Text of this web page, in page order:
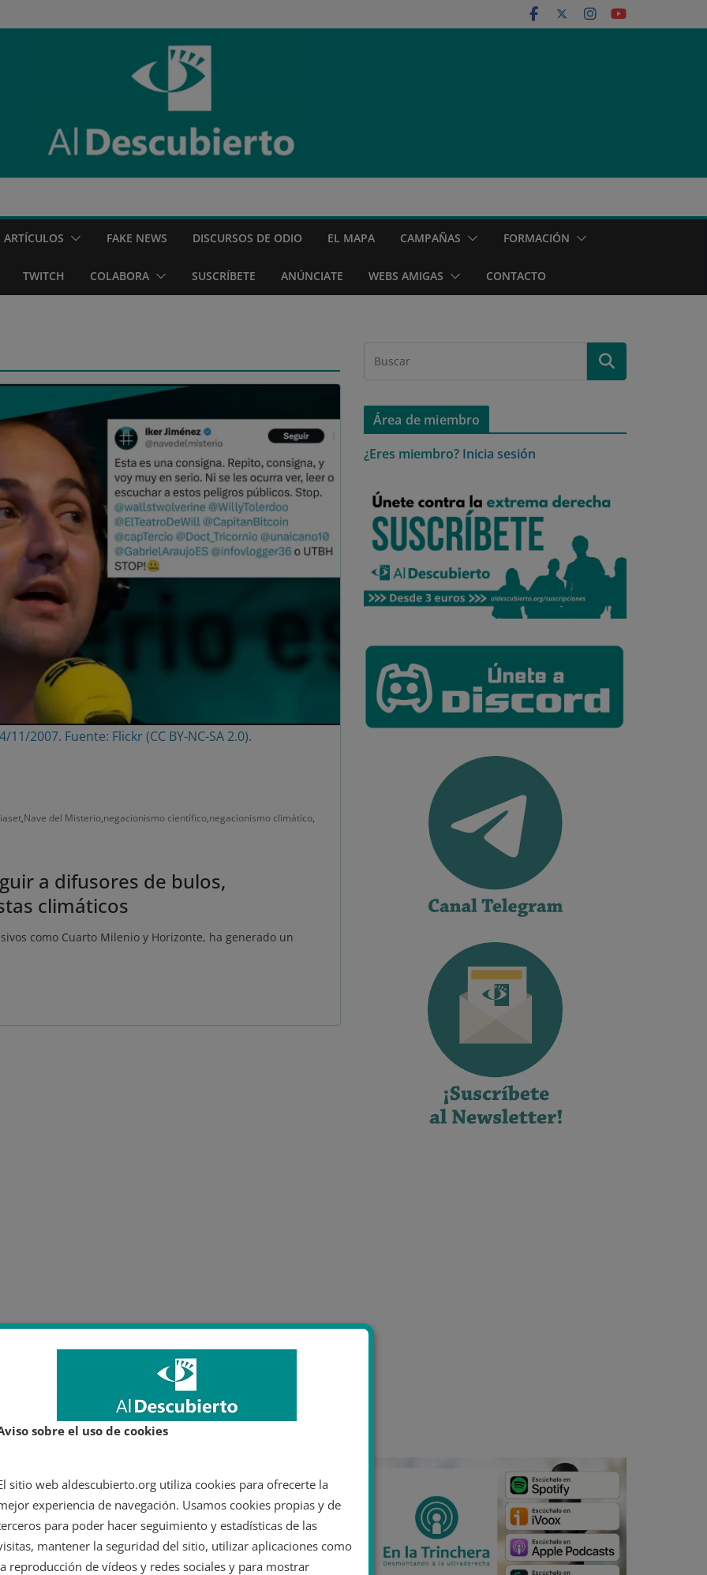
ARTÍCULOS FAKE NEWS DISCURSOS DE ODIO EL MAPA CAMPAÑAS FORMACIÓN
TWITCH COLABORA SUSCRÍBETE ANÚNCIATE WEBS AMIGAS CONTACTO
2007. Fuente: Flickr (CC BY-NC-SA 2.0).
,Nave del Misterio,negacionismo científico,negacionismo climático,
a difusores de bulos,
climáticos
como Cuarto Milenio y Horizonte, ha generado un
Área de miembro
¿Eres miembro? Inicia sesión
sobre el uso de cookies
sitio web aldescubierto.org utiliza cookies para ofrecerte la
experiencia de navegación. Usamos cookies propias y de
para poder hacer seguimiento y estadísticas de las
mantener la seguridad del sitio, utilizar aplicaciones como
reproducción de vídeos y redes sociales y para mostrar